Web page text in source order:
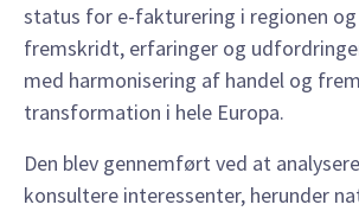
status for e-fakturering i regionen
fremskridt, erfaringer og
med harmonisering af handel og
transformation i hele Europa.
Den blev gennemført ved at
konsultere interessenter, herunder